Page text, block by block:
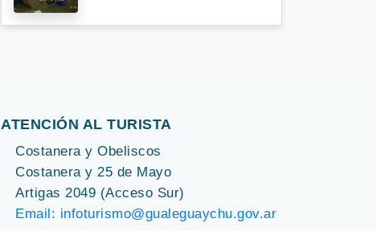
ATENCIÓN AL TURISTA
Costanera y Obeliscos
Costanera y 25 de Mayo
Artigas 2049 (Acceso Sur)
Email: infoturismo@gualeguaychu.gov.ar